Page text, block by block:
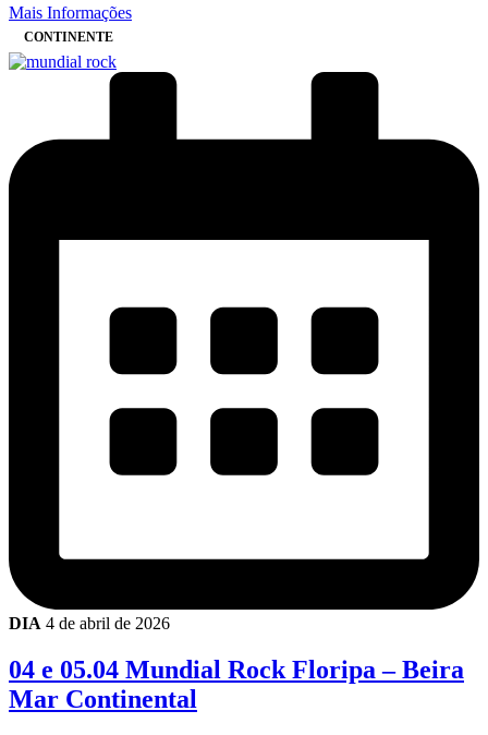
Mais Informações
CONTINENTE
DIA 4 de abril de 2026
04 e 05.04 Mundial Rock Floripa – Beira
Mar Continental